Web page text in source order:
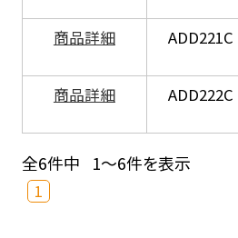
商品詳細
ADD221C
商品詳細
ADD222C
全6件中 1～6件を表示
1